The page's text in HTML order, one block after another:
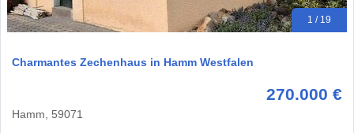
1 / 19
Charmantes Zechenhaus in Hamm Westfalen
270.000 €
Hamm, 59071